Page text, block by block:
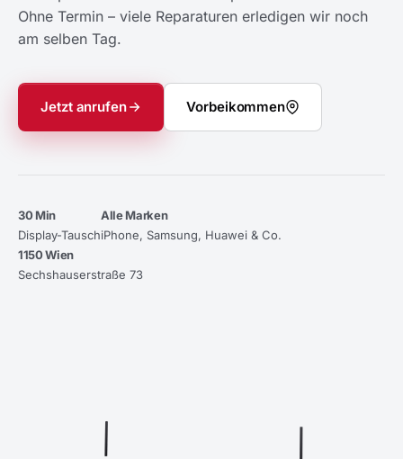
Ohne Termin – viele Reparaturen erledigen wir noch
am selben Tag.
Jetzt anrufen Vorbeikommen
30 Min
Display-Tausch
Alle Marken
iPhone, Samsung, Huawei & Co.
1150 Wien
Sechshauserstraße 73